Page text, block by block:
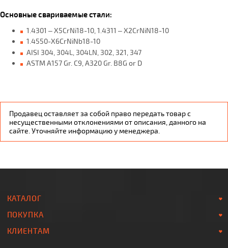
Основные свариваемые cтали:
1.4301 – X5CrNi18-10, 1.4311 – X2CrNiN18-10
1.4550-X6CrNiNb18-10
AISI 304, 304L, 304LN, 302, 321, 347
ASTM A157 Gr. C9, A320 Gr. B8G or D
Продавец оставляет за собой право передать товар с
несущественными отклонениями от описания, данного на
сайте. Уточняйте информацию у менеджера.
КАТАЛОГ
ПОКУПКА
КЛИЕНТАМ